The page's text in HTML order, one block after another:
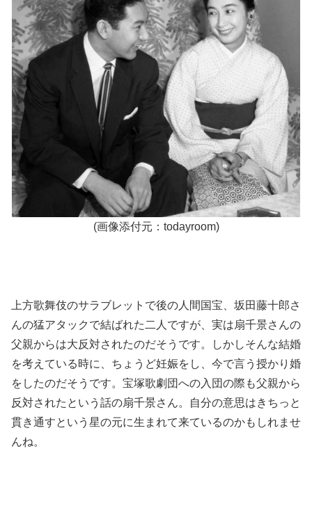
(画像添付元：todayroom)
上方歌舞伎のサラブレットで後の人間国宝、坂田藤十郎さ
んの猛アタックで結ばれた二人ですが、実は扇千景さんの
父親からは大反対されたのだそうです。しかしそんな結婚
を考えている時に、ちょうど妊娠をし、今で言う授かり婚
をしたのだそうです。宝塚歌劇団への入団の際も父親から
反対されたという話の扇千景さん。自分の意思はきちっと
貫き通すという星の元に生まれて来ているのかもしれませ
んね。